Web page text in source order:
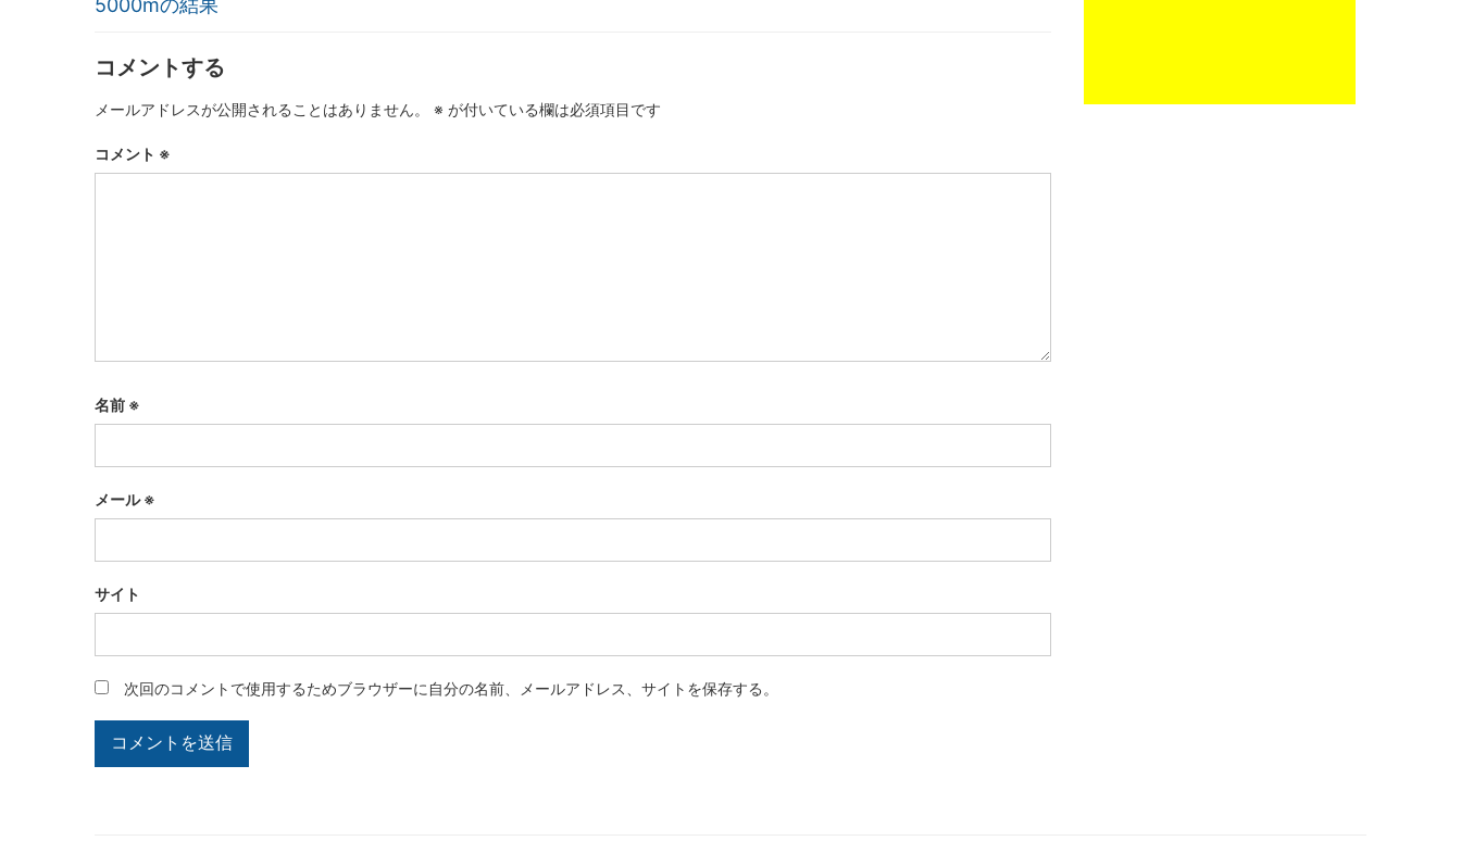
5000mの結果
コメントする
メールアドレスが公開されることはありません。 ※ が付いている欄は必須項目です
コメント ※
名前 ※
メール※
サイト
次回のコメントで使用するためブラウザーに自分の名前、メールアドレス、サイトを保存する。